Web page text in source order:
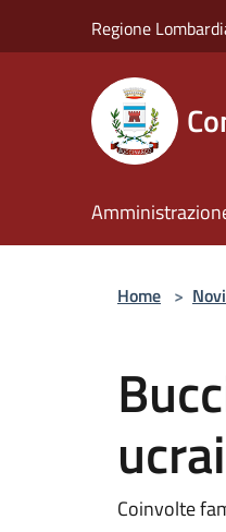
Regione
Home >
Coinvolte